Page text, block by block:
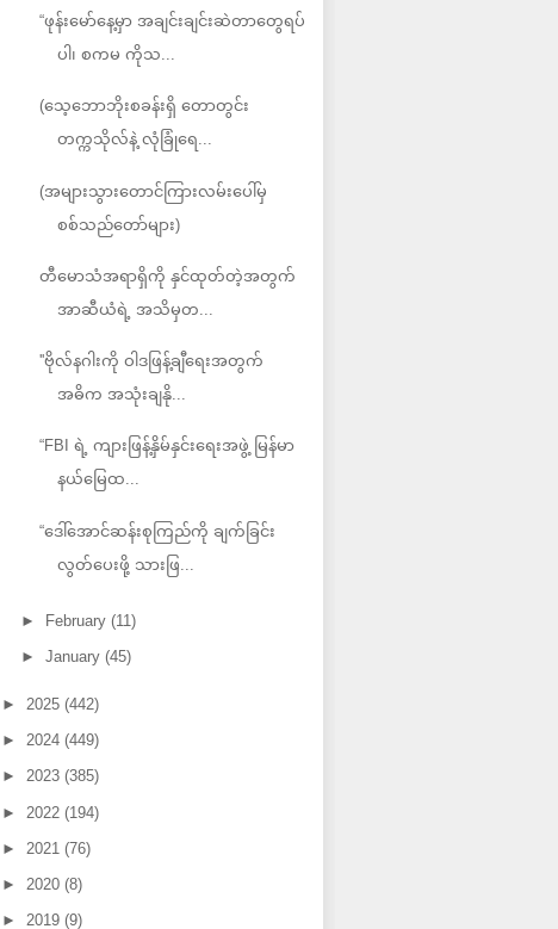
“ဖုန်းမော်နေ့မှာ အချင်းချင်းဆဲတာတွေရပ်
ပါ၊ စကမ ကိုသ...
(သေ့ဘောဘိုးစခန်းရှိ တောတွင်း
တက္ကသိုလ်နဲ့ လုံခြုံရေ...
(အများသွားတောင်ကြားလမ်းပေါ်မှ
စစ်သည်တော်များ)
တီမောသံအရာရှိကို နှင်ထုတ်တဲ့အတွက်
အာဆီယံရဲ့ အသိမှတ...
''ဗိုလ်နဂါးကို ဝါဒဖြန့်ချီရေးအတွက်
အဓိက အသုံးချနို...
“FBI ရဲ့ ကျားဖြန့်နှိမ်နှင်းရေးအဖွဲ့ မြန်မာ
နယ်မြေထ...
“ဒေါ်အောင်ဆန်းစုကြည်ကို ချက်ခြင်း
လွတ်ပေးဖို့ သားဖြ...
► February (11)
► January (45)
► 2025 (442)
► 2024 (449)
► 2023 (385)
► 2022 (194)
► 2021 (76)
► 2020 (8)
► 2019 (9)